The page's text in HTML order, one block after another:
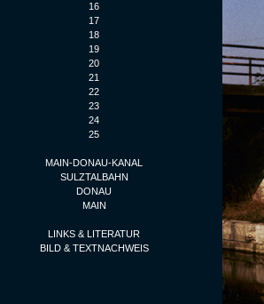
16
17
18
19
20
21
22
23
24
25
MAIN-DONAU-KANAL
SULZTALBAHN
DONAU
MAIN
LINKS & LITERATUR
BILD & TEXTNACHWEIS